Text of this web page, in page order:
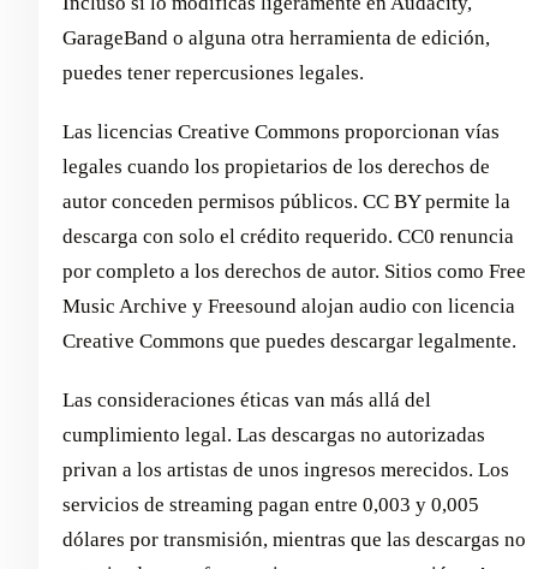
GarageBand o alguna otra herramienta de edición,
puedes tener repercusiones legales.
Las licencias Creative Commons proporcionan vías
legales cuando los propietarios de los derechos de
autor conceden permisos públicos. CC BY permite la
descarga con solo el crédito requerido. CC0 renuncia
por completo a los derechos de autor. Sitios como Free
Music Archive y Freesound alojan audio con licencia
Creative Commons que puedes descargar legalmente.
Las consideraciones éticas van más allá del
cumplimiento legal. Las descargas no autorizadas
privan a los artistas de unos ingresos merecidos. Los
servicios de streaming pagan entre 0,003 y 0,005
dólares por transmisión, mientras que las descargas no